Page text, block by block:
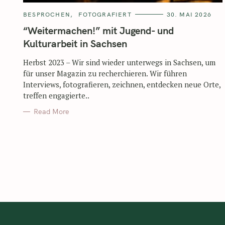
BESPROCHEN FOTOGRAFIERT 30. MAI 2026
“Weitermachen!” mit Jugend- und
Kulturarbeit in Sachsen
Herbst 2023 – Wir sind wieder unterwegs in Sachsen, um
für unser Magazin zu recherchieren. Wir führen
Interviews, fotografieren, zeichnen, entdecken neue Orte,
treffen engagierte..
Read More